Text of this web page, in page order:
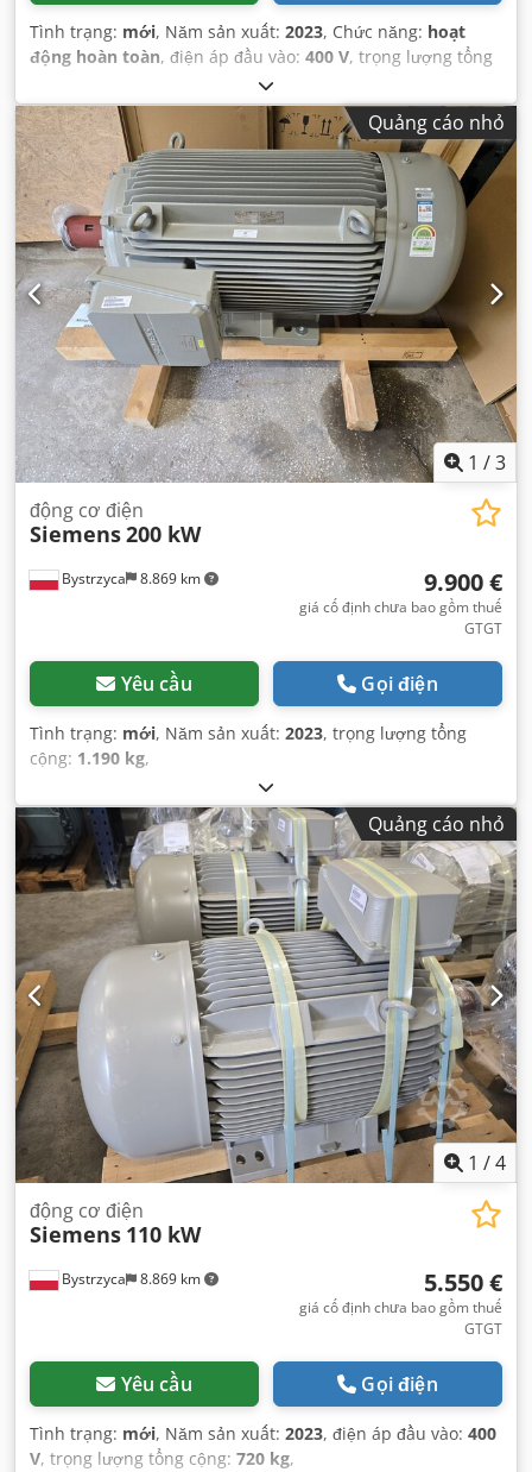
Tình trạng: mới, Năm sản xuất: 2023, Chức năng: hoạt
động hoàn toàn, điện áp đầu vào: 400 V, trọng lượng tổng
Quảng cáo nhỏ
1 /3
Bystrzyca 8.869 km
động cơ điện
Siemens200 kW
9.900 €
giá cố định chưa bao gồm thuế
GTGT
Yêu cầu Gọi điện
Tình trạng: mới, Năm sản xuất: 2023, trọng lượng tổng
cộng: 1.190 kg,
Quảng cáo nhỏ
1 /4
Bystrzyca 8.869 km
động cơ điện
Siemens 110 kW
5.550 €
giá cố định chưa bao gồm thuế
GTGT
Yêu cầu Gọi điện
Tình trạng: mới, Năm sản xuất: 2023, điện áp đầu vào: 400
V, trọng lượng tổng cộng: 720 kg,